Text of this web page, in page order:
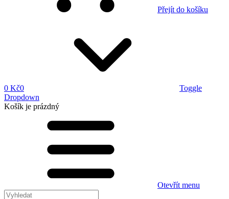
Přejít do košíku
0 Kč0
Toggle
Dropdown
Košík je prázdný
Otevřít menu